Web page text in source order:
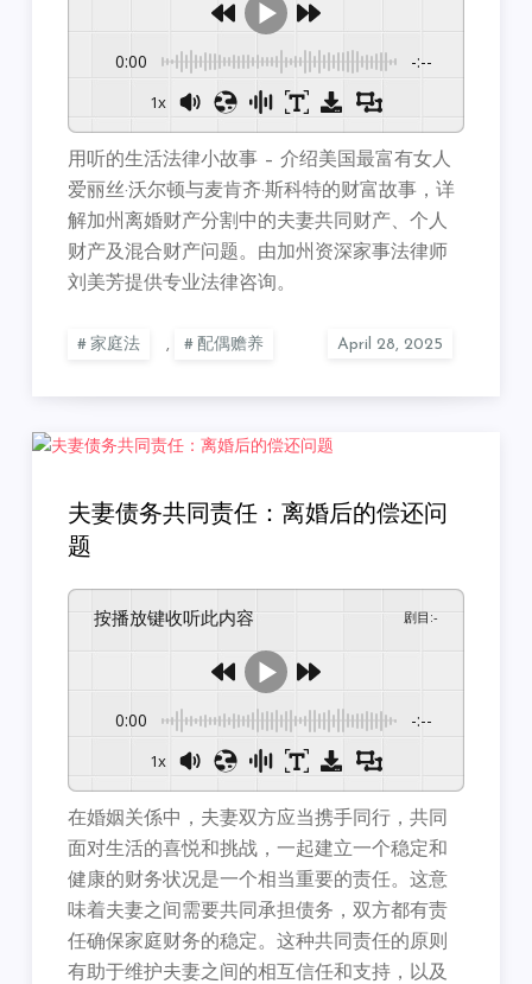
0:00 -:--
1x
用听的生活法律小故事 – 介绍美国最富有女人
爱丽丝·沃尔顿与麦肯齐·斯科特的财富故事，详
解加州离婚财产分割中的夫妻共同财产、个人
财产及混合财产问题。由加州资深家事法律师
刘美芳提供专业法律咨询。
家庭法 , 配偶赡养
夫妻债务共同责任：离婚后的偿还问
题
按播放键收听此内容 剧目 :-
0:00 -:--
1x
在婚姻关係中，夫妻双方应当携手同行，共同
面对生活的喜悦和挑战，一起建立一个稳定和
健康的财务状况是一个相当重要的责任。这意
味着夫妻之间需要共同承担债务，双方都有责
任确保家庭财务的稳定。这种共同责任的原则
有助于维护夫妻之间的相互信任和支持，以及